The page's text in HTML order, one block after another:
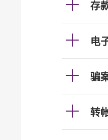
存
电
骗
转